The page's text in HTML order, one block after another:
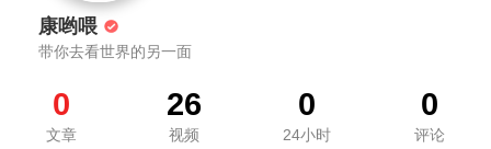
康哟喂
带你去看世界的另一面
0
文章
26
视频
0
24小时
0
评论